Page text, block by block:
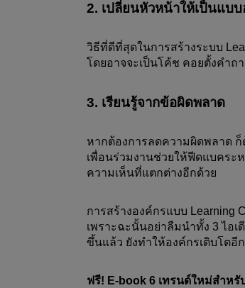
2. เปลี่ยนหัวหน้าให้เป็นแบบ
วิธีที่ดีที่สุดในการสร้างระบบ
โดยอาจจะเป็นโค้ช คอยตั้งคำ
3. เรียนรู้จากข้อผิดพลาด
หากต้องการลดความผิดพลาด
เพื่อนร่วมงานช่วยให้ฟีดแบคระ
ความเห็นที่แตกต่างอีกด้วย
การสร้างองค์กรแบบ Learning
เพราะฉะนั้นอย่าลืมนำทั้ง 3 ไอ
ขึ้นแล้ว ยังทำให้องค์กรเติบโตอี
ฟรี! E-book 6 เทรนด์ใหม่สำห